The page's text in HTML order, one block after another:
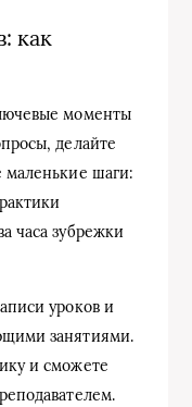
как
моменты
делайте
маленькие шаги:
часа зубрежки
уроков и
занятиями.
и сможете